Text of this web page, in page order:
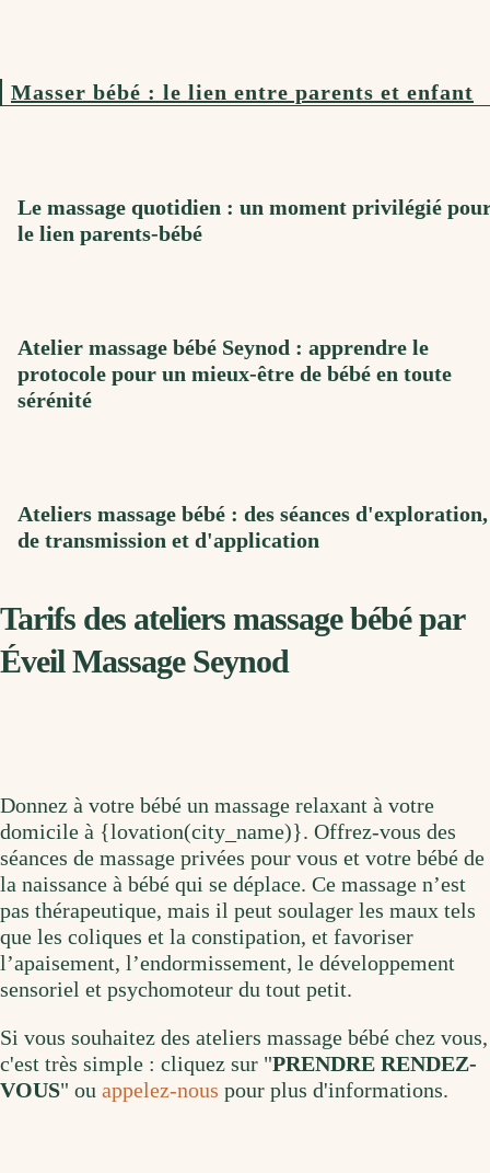
Masser bébé : le lien entre parents et enfant
Le massage quotidien : un moment privilégié
le lien parents-bébé
Atelier massage bébé Seynod : apprendre le
protocole pour un mieux-être de bébé en toute
sérénité
Ateliers massage bébé : des séances d'exploration,
de transmission et d'application
Tarifs des ateliers massage bébé par
Éveil Massage Seynod
Donnez à votre bébé un massage relaxant à votre
domicile à {lovation(city_name)}. Offrez-vous des
séances de massage privées pour vous et votre bébé de
la naissance à bébé qui se déplace. Ce massage n’est
pas thérapeutique, mais il peut soulager les maux tels
que les coliques et la constipation, et favoriser
l’apaisement, l’endormissement, le développement
sensoriel et psychomoteur du tout petit.
Si vous souhaitez des ateliers massage bébé chez vous,
c'est très simple : cliquez sur "PRENDRE RENDEZ-
VOUS" ou appelez-nous pour plus d'informations.